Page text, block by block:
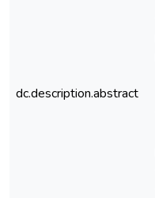
dc.description.abstract